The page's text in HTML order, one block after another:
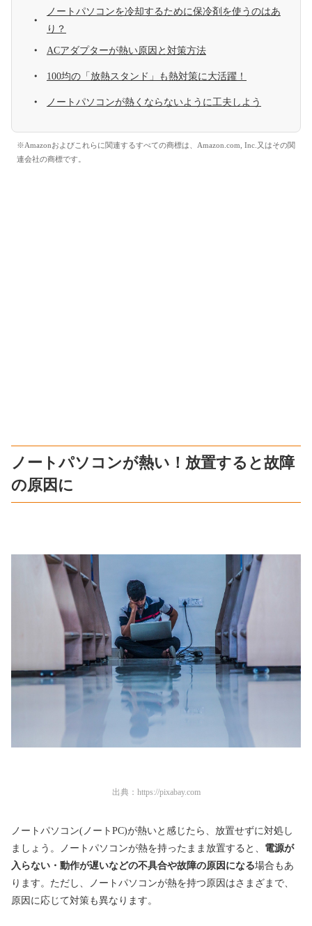
ノートパソコンを冷却するために保冷剤を使うのはあ
り？
ACアダプターが熱い原因と対策方法
100均の「放熱スタンド」も熱対策に大活躍！
ノートパソコンが熱くならないように工夫しよう
※Amazonおよびこれらに関連するすべての商標は、Amazon.com, Inc.又はその関
連会社の商標です。
ノートパソコンが熱い！放置すると故障
の原因に
出典： https://pixabay.com
ノートパソコン(ノートPC)が熱いと感じたら、放置せずに対処し
ましょう。ノートパソコンが熱を持ったまま放置すると、 電源が
入らない・動作が遅いなどの不具合や故障の原因になる場合もあ
ります。ただし、ノートパソコンが熱を持つ原因はさまざまで、
原因に応じて対策も異なります。